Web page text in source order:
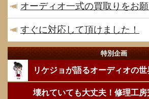
オーディオ一式の買取りをお
すぐに対応して頂けました！
特別企画
リケジョが語るオーディオの世
壊れていても大丈夫！修理工房